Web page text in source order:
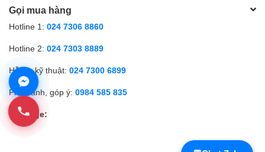
Gọi mua hàng
Hotline 1: 024 7306 8860
Hotline 2: 024 7303 8889
Hỗ trợ kỹ thuật: 024 7300 6899
Phản ánh, góp ý: 0984 585 835
Fanpage: